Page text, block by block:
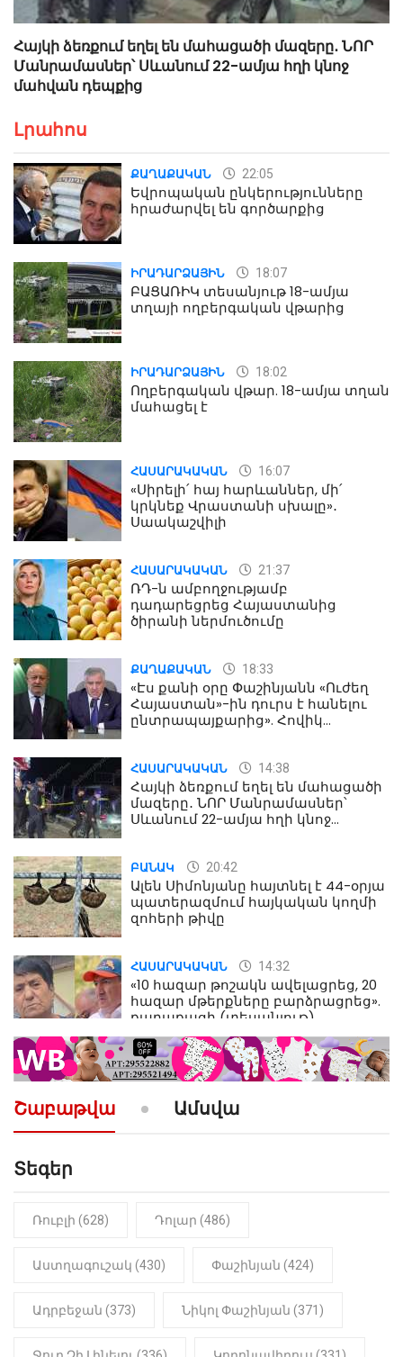
Հայկի ձեռքում եղել են մահացածի մազերը․ ՆՈՐ
Մանրամասներ՝ Սևանում 22-ամյա հղի կնոջ
մահվան դեպքից
Լրահոս
ՔԱՂԱՔԱԿԱՆ 22:05
Եվրոպական ընկերությունները
հրաժարվել են գործարքից
ԻՐԱԴԱՐՁԱՅԻՆ 18:07
ԲԱՑԱՌԻԿ տեսանյութ 18-ամյա
տղայի ողբերգական վթարից
ԻՐԱԴԱՐՁԱՅԻՆ 18:02
Ողբերգական վթար. 18-ամյա տղան
մահացել է
ՀԱՍԱՐԱԿԱԿԱՆ 16:07
«Սիրելի՛ հայ հարևաններ, մի՛
կրկնեք Վրաստանի սխալը»․
Սաակաշվիլի
ՀԱՍԱՐԱԿԱԿԱՆ 21:37
ՌԴ-ն ամբողջությամբ
դադարեցրեց Հայաստանից
ծիրանի ներմուծումը
ՔԱՂԱՔԱԿԱՆ 18:33
«Էս քանի օրը Փաշինյանն «Ուժեղ
Հայաստան»-ին դուրս է հանելու
ընտրապայքարից». Հովիկ
ՀԱՍԱՐԱԿԱԿԱՆ 14:38
Հայկի ձեռքում եղել են մահացածի
մազերը․ ՆՈՐ Մանրամասներ՝
Սևանում 22-ամյա հղի կնոջ
ԲԱՆԱԿ 20:42
Ալեն Սիմոնյանը հայտնել է 44-օրյա
պատերազմում հայկական կողմի
զոհերի թիվը
ՀԱՍԱՐԱԿԱԿԱՆ 14:32
«10 հազար թոշակն ավելացրեց, 20
հազար մթերքները բարձրացրեց».
քաղաքացի (տեսանյութ)
ՔԱՂԱՔԱԿԱՆ 10:52
«Լեզվիդ տալու փոխարեն
արտաբերիր այս երկու
նախադասությունը»․ Իշխան
Նիկոլ Փաշինյան
ԻՐԱԴԱՐՁԱՅԻՆ 22:01
մանկապղծության համար
մարմինը
Շաբաթվա Ամսվա
Տեգեր
Ռուբլի (628) Դոլար (486)
Աստղագուշակ (430) Փաշինյան (424)
Ադրբեջան (373) Նիկոլ Փաշինյան (371)